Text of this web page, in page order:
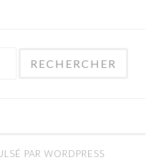
PAR WORDPRESS